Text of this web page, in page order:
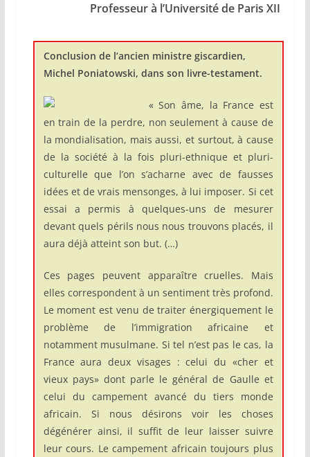
Professeur à l’Université de Paris XII
Conclusion de l’ancien ministre giscardien,
Michel Poniatowski, dans son livre-testament.
« Son âme, la France est
en train de la perdre, non seulement à cause de
la mondialisation, mais aussi, et surtout, à cause
de la société à la fois pluri-ethnique et pluri-
culturelle que l’on s’acharne avec de fausses
idées et de vrais mensonges, à lui imposer. Si cet
essai a permis à quelques-uns de mesurer
devant quels périls nous nous trouvons placés, il
aura déjà atteint son but. (…)
Ces pages peuvent apparaître cruelles. Mais
elles correspondent à un sentiment très profond.
Le moment est venu de traiter énergiquement le
problème de l’immigration africaine et
notamment musulmane. Si tel n’est pas le cas, la
France aura deux visages : celui du «cher et
vieux pays» dont parle le général de Gaulle et
celui du campement avancé du tiers monde
africain. Si nous désirons voir les choses
dégénérer ainsi, il suffit de leur laisser suivre
leur cours. Le campement africain toujours plus